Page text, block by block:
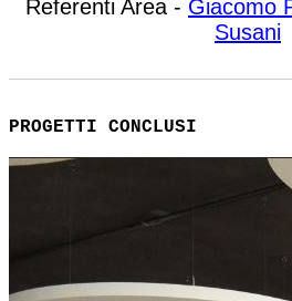
Referenti Area - Giacomo
Susani
PROGETTI CONCLUSI